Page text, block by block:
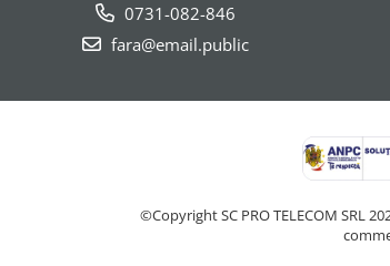
0731-082-846
fara@email.public
©Copyright SC PRO TELECOM SRL